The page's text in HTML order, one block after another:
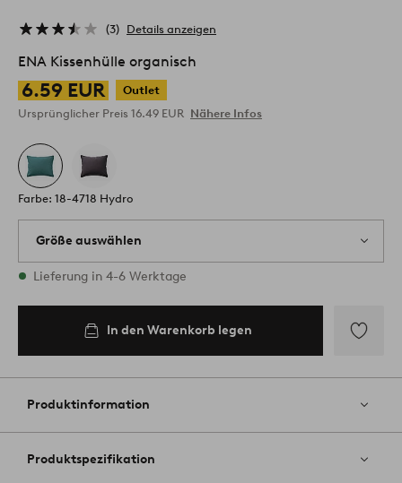
3 Details anzeigen
ENA Kissenhülle organisch
6.59 EUR
Outlet
Ursprünglicher Preis 16.49 EUR Nähere Infos
Farbe: 18-4718 Hydro
Größe auswählen
1 Größen vorrätig
Lieferung in 4-6 Werktage
In den
In den Warenkorb legen
Favoriten
Produktinformation
Produktspezifikation